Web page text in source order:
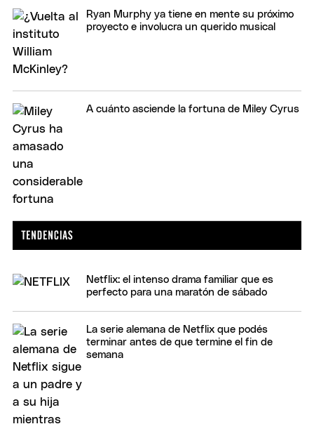
Ryan Murphy ya tiene en mente su próximo
proyecto e involucra un querido musical
A cuánto asciende la fortuna de Miley Cyrus
Netflix: el intenso drama familiar que es
perfecto para una maratón de sábado
La serie alemana de Netflix que podés
terminar antes de que termine el fin de
semana